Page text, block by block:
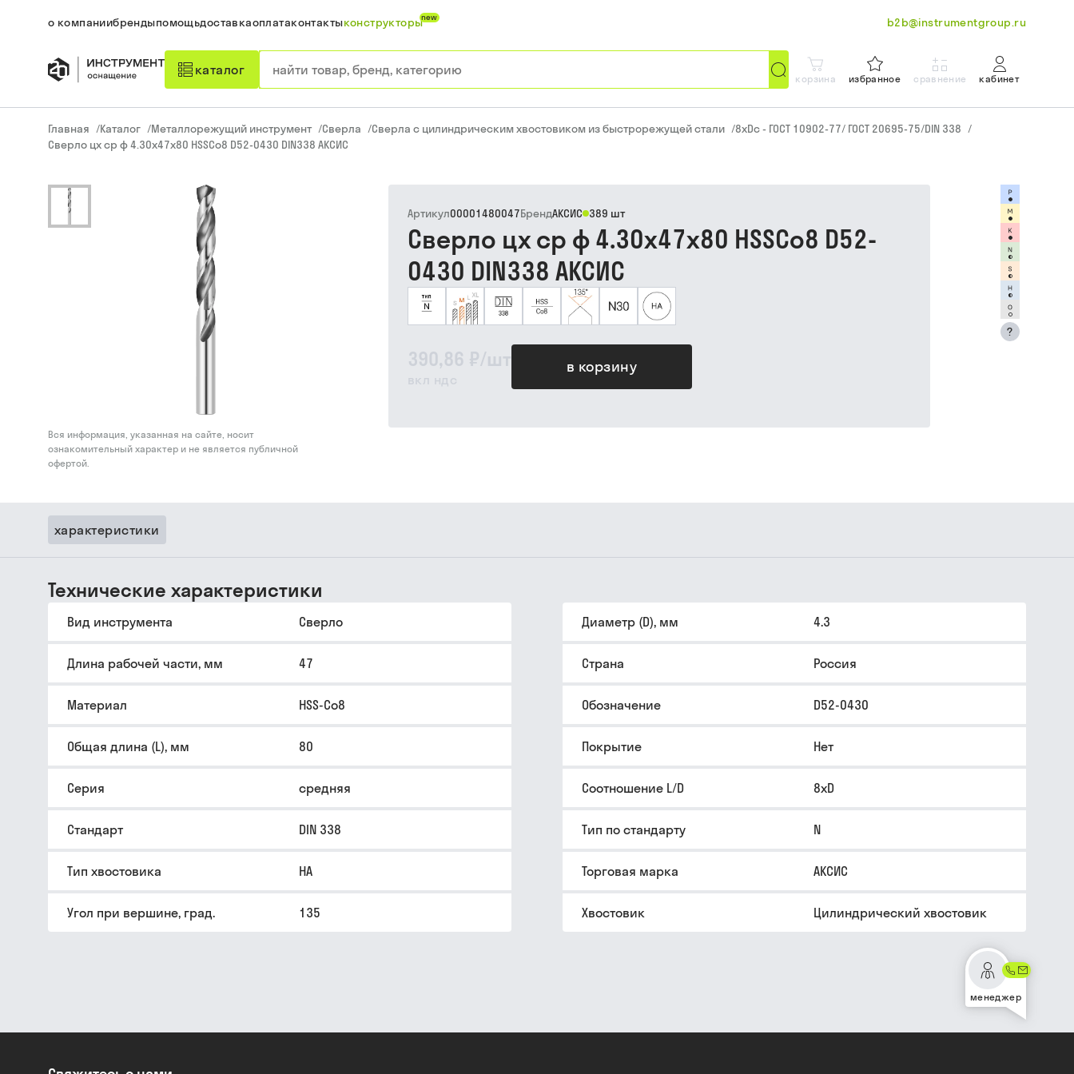
о компаниибрендыпомощьдоставкаоплатаконтактыконструкторыnew b2b@instrumentgroup.ru
каталог
корзина избранное сравнение кабинет
Главная /Каталог /Металлорежущий инструмент /Сверла /Сверла с цилиндрическим хвостовиком из быстрорежущей стали /8xDc - ГОСТ 10902-77/ ГОСТ 20695-75/DIN 338 /
Сверло цх ср ф 4.30х47х80 HSSCo8 D52-0430 DIN338 АКСИС
Вся информация, указанная на сайте, носит
ознакомительный характер и не является публичной
офертой.
390,86 ₽/шт
вкл ндс
в корзину
Артикул00001480047БрендАКСИС 389 шт
Сверло цх ср ф 4.30х47х80 HSSCo8 D52-
0430 DIN338 АКСИС
?
характеристики
Технические характеристики
Вид инструмента Сверло Диаметр (D), мм 4.3
Длина рабочей части, мм 47 Страна Россия
Материал HSS-Co8 Обозначение D52-0430
Общая длина (L), мм 80 Покрытие Нет
Серия средняя Соотношение L/D 8xD
Стандарт DIN 338 Тип по стандарту N
Тип хвостовика HA Торговая марка АКСИС
Угол при вершине, град. 135 Хвостовик Цилиндрический хвостовик
менеджер